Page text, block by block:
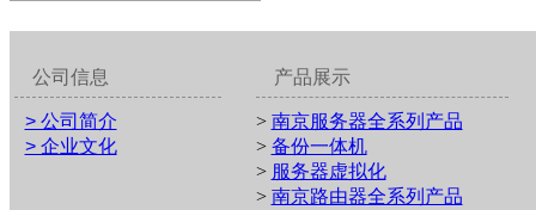
公司信息
> 公司简介
> 企业文化
产品展示
> 南京服务器全系列产品
> 备份一体机
> 服务器虚拟化
> 南京路由器全系列产品